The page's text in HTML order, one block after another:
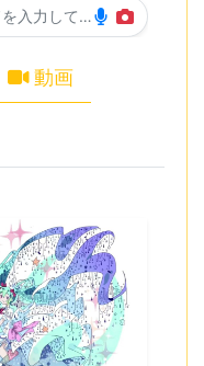
キーワードを入力して検索...
動画